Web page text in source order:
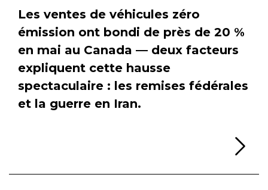
Les ventes de véhicules zéro
émission ont bondi de près de 20 %
en mai au Canada — deux facteurs
expliquent cette hausse
spectaculaire : les remises fédérales
et la guerre en Iran.